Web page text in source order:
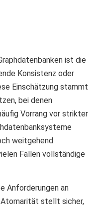
ist die
Konsistenz oder
Einschätzung stammt
bei denen
Vorrang vor strikter
weitgehend
Fällen vollständige
Anforderungen an
stellt sicher,